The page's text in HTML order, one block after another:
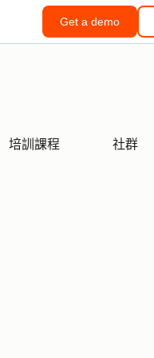
Get a demo
培訓課程 社群